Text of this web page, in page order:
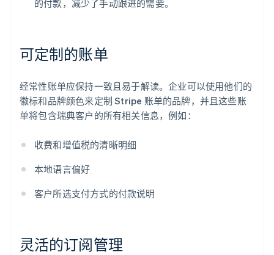
的付款，减少了手动跟进的需要。
可定制的账单
经常性账单应保持一致且易于解读。企业可以使用他们的
徽标和品牌颜色来定制 Stripe 账单的品牌，并且这些账
单将包含瑞典客户的所有相关信息，例如：
收费和增值税的清晰明细
本地语言偏好
客户所选支付方式的付款说明
灵活的订阅管理